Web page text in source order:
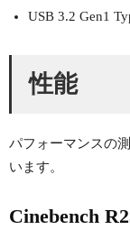
USB 3.2 Gen1
性能
パフォーマンスの
います。
Cinebench